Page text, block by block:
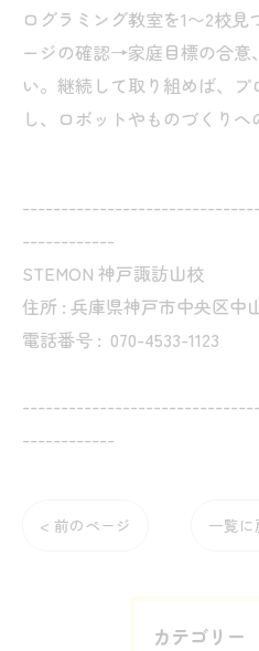
ログラミング教室を1〜2校
ージの確認→家庭目標の合意
い。継続して取り組めば、
し、ロボットやものづくりへ
------------
STEMON 神戸諏訪山校
住所 : 兵庫県神戸市中央区中
電話番号 : 070-4533-1123
------------
< 前のページ 一覧に
カテゴリー